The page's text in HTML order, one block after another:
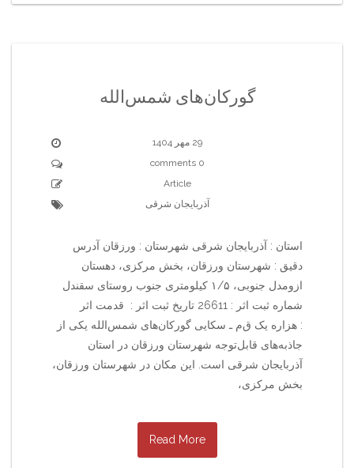
گورکان‌های شمس‌الله
29 مهر 1404
0 comments
Article
آذربایجان شرقی
استان : آذربایجان شرقی شهرستان : ورزقان آدرس
دقیق : شهرستان ورزقان، بخش مرکزی، دهستان
ازومدل جنوبی، ۱/۵ کیلومتری جنوب روستای سقندل
شماره ثبت اثر : 26611 تاریخ ثبت اثر : قدمت اثر
: هزاره یک ق‌م‌ ـ سکایی گورکان‌های شمس‌الله یکی از
جاذبه‌های قابل‌توجه شهرستان ورزقان در استان
آذربایجان شرقی است. این مکان در شهرستان ورزقان،
بخش مرکزی،
Read More